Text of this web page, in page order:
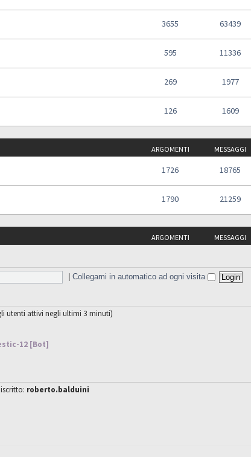
3655 63439
595 11336
269 1977
126 1609
ARGOMENTI MESSAGGI
1726 18765
1790 21259
ARGOMENTI MESSAGGI
|Collegami in automatico ad ogni visita
utenti attivi negli ultimi 3 minuti)
12 [Bot]
roberto.balduini